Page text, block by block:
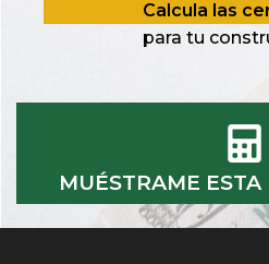
Calcula las
para tu
MUÉSTRAME